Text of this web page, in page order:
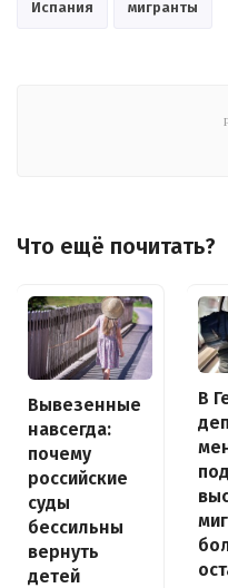
Испания мигранты
Что ещё почитать?
Вывезенные
навсегда:
почему
российские
суды
бессильны
вернуть
детей
В